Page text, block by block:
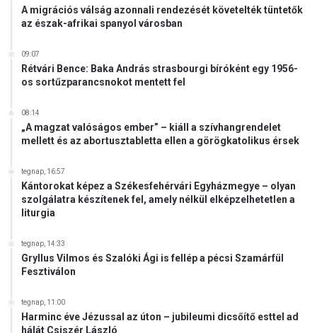
A migrációs válság azonnali rendezését követelték tüntetők
az észak-afrikai spanyol városban
09:07
Rétvári Bence: Baka András strasbourgi bíróként egy 1956-
os sortűzparancsnokot mentett fel
08:14
„A magzat valóságos ember” – kiáll a szívhangrendelet
mellett és az abortusztabletta ellen a görögkatolikus érsek
tegnap, 16:57
Kántorokat képez a Székesfehérvári Egyházmegye – olyan
szolgálatra készítenek fel, amely nélkül elképzelhetetlen a
liturgia
tegnap, 14:33
Gryllus Vilmos és Szalóki Ági is fellép a pécsi Szamárfül
Fesztiválon
tegnap, 11:00
Harminc éve Jézussal az úton – jubileumi dicsőítő esttel ad
hálát Csiszér László